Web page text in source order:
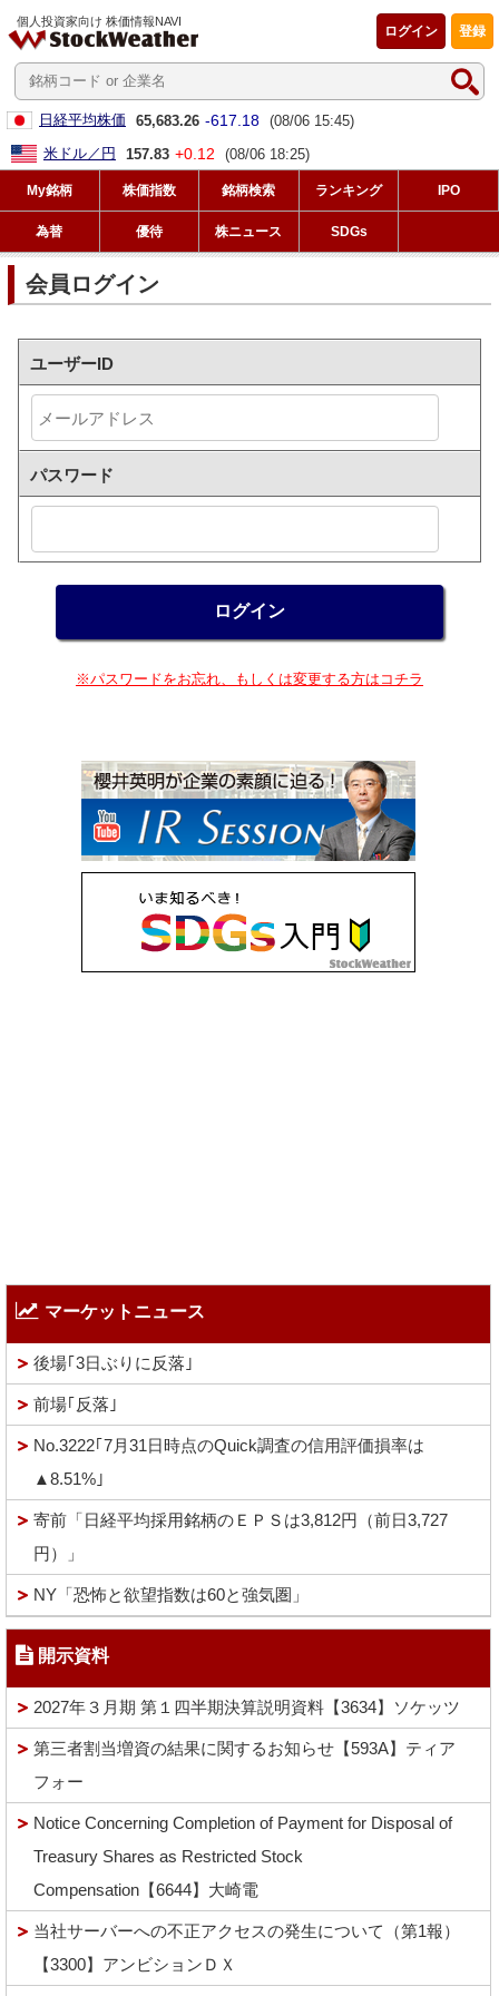
個人投資家向け 株価情報NAVI
登録
ログイン
日経平均株価 65,683.26 -617.18 (08/06 15:45)
米ドル／円
157.83 +0.12 (08/06 18:25)
My銘柄 株価指数 銘柄検索 ランキング IPO
為替 優待 株ニュース SDGs
会員ログイン
ユーザーID
パスワード
※パスワードをお忘れ、もしくは変更する方はコチラ
マーケットニュース
後場｢3日ぶりに反落｣
前場｢反落｣
No.3222｢7月31日時点のQuick調査の信用評価損率は
▲8.51%｣
寄前「日経平均採用銘柄のＥＰＳは3,812円（前日3,727
円）」
NY「恐怖と欲望指数は60と強気圏」
開示資料
2027年３月期 第１四半期決算説明資料【3634】ソケッツ
第三者割当増資の結果に関するお知らせ【593A】ティア
フォー
Notice Concerning Completion of Payment for Disposal of
Treasury Shares as Restricted Stock
Compensation【6644】大崎電
当社サーバーへの不正アクセスの発生について（第1報）
【3300】アンビションＤＸ